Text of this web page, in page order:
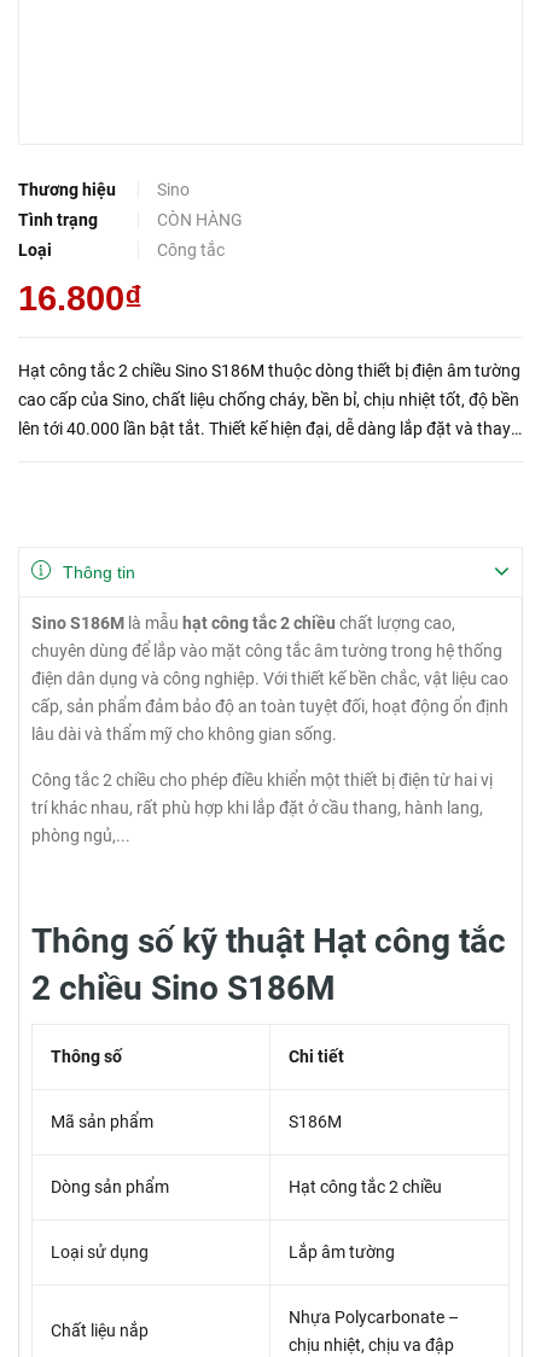
Thương hiệu
Sino
Tình trạng
CÒN HÀNG
Loại
Công tắc
16.800₫
Hạt công tắc 2 chiều Sino S186M thuộc dòng thiết bị điện âm tường
cao cấp của Sino, chất liệu chống cháy, bền bỉ, chịu nhiệt tốt, độ bền
lên tới 40.000 lần bật tắt. Thiết kế hiện đại, dễ dàng lắp đặt và thay
Thông tin
Sino S186M là mẫu hạt công tắc 2 chiều chất lượng cao,
chuyên dùng để lắp vào mặt công tắc âm tường trong hệ thống
điện dân dụng và công nghiệp. Với thiết kế bền chắc, vật liệu cao
cấp, sản phẩm đảm bảo độ an toàn tuyệt đối, hoạt động ổn định
lâu dài và thẩm mỹ cho không gian sống.
Công tắc 2 chiều cho phép điều khiển một thiết bị điện từ hai vị
trí khác nhau, rất phù hợp khi lắp đặt ở cầu thang, hành lang,
phòng ngủ,...
Thông số kỹ thuật Hạt công tắc
2 chiều Sino S186M
Thông số Chi tiết
Mã sản phẩm S186M
Dòng sản phẩm Hạt công tắc 2 chiều
Loại sử dụng Lắp âm tường
Chất liệu nắp
Nhựa Polycarbonate –
chịu nhiệt, chịu va đập